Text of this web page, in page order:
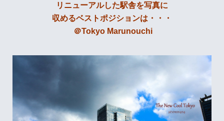
リニューアルした駅舎を写真に
収めるベストポジションは・・・
＠Tokyo Marunouchi